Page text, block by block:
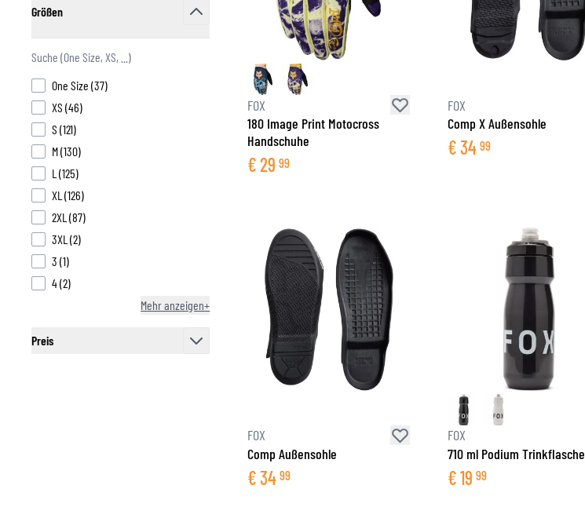
Größen
One Size (37products available
)
XS (46products available
)
S (121products available
)
M(130products available
)
L (125products available
)
XL (126products available
)
2XL (87products available
)
3XL (2products available
)
3 (1products available
)
4(2products available
)
Mehr anzeigen+
Preis
FOX
180 Image Print Motocross
Handschuhe
€29 99
FOX
Comp X Außensohle
€34 99
FOX
Comp Außensohle
€34 99
FOX
710 ml Podium Trinkflasche
€19 99